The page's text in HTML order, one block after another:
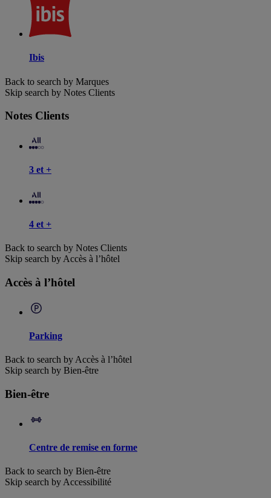
Ibis
Back to search by Marques
Skip search by Notes Clients
Notes Clients
3 et +
4 et +
Back to search by Notes Clients
Skip search by Accès à l’hôtel
Accès à l’hôtel
Parking
Back to search by Accès à l’hôtel
Skip search by Bien-être
Bien-être
Centre de remise en forme
Back to search by Bien-être
Skip search by Accessibilité